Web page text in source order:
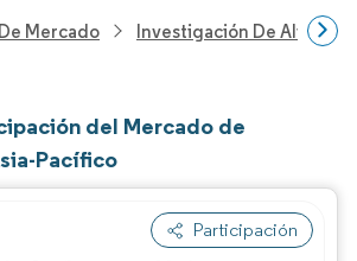
Mercado Investigación De
del Mercado de
Pacífico
Participación